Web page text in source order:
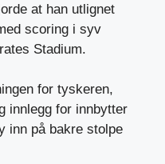
at han utlignet
scoring i syv
Stadium.
for tyskeren,
innlegg for innbytter
inn på bakre stolpe